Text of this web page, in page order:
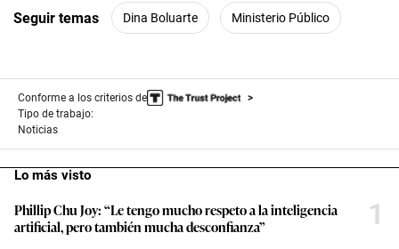
Seguir temas Dina Boluarte Ministerio Público
Conforme a los criterios de
Tipo de trabajo:
Noticias
Lo más visto
Phillip Chu Joy: “Le tengo mucho respeto a la inteligencia
artificial, pero también mucha desconfianza”
1